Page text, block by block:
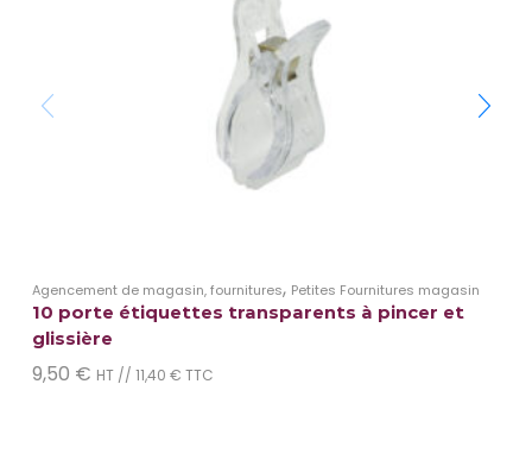
Agencement de magasin, fournitures, Petites Fournitures magasin
10 porte étiquettes transparents à pincer et
glissière
9,50 € HT // 11,40 € TTC